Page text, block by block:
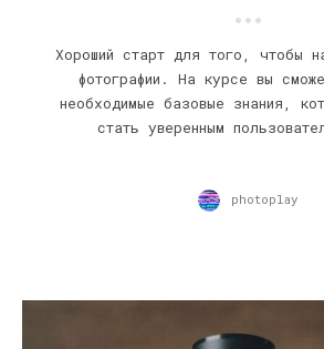
Хороший старт для того, чтобы
фотографии. На курсе вы
необходимые базовые знания,
стать уверенным
photoplay